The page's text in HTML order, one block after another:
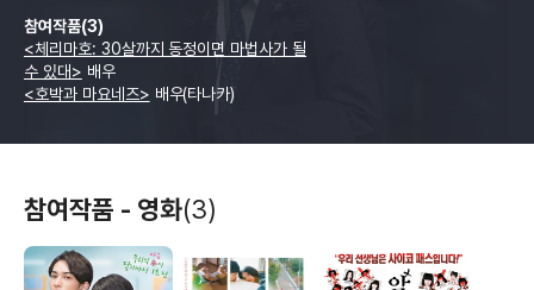
참여작품(3)
<체리마호: 30살까지 동정이면 마법사가 될
수 있대> 배우
<호박과 마요네즈> 배우(타나카)
참여작품 - 영화(3)